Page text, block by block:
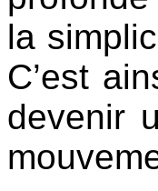
la
C’est
devenir